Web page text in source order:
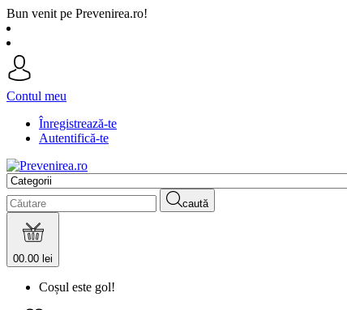
Bun venit pe Prevenirea.ro!
Contul meu
Înregistrează-te
Autentifică-te
caută
00.00 lei
Coșul este gol!